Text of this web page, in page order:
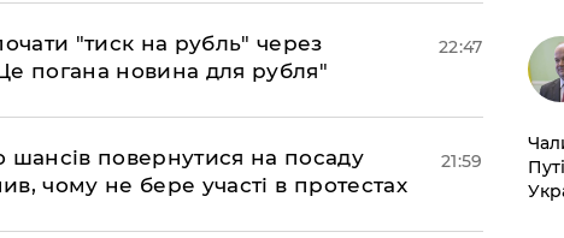
"тиск на рубль" через
погана новина для рубля"
22:47
повернутися на посаду
чому не бере участі в протестах
21:59